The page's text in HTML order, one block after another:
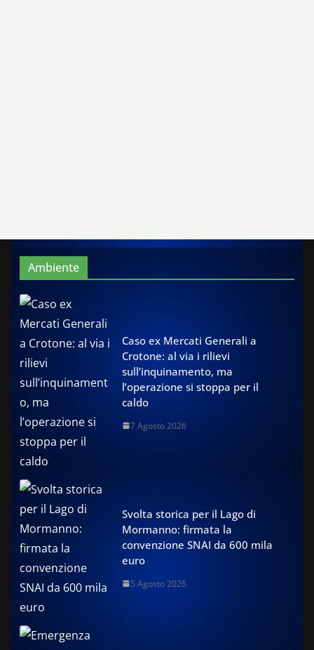
Ambiente
Caso ex Mercati Generali a
Crotone: al via i rilievi
sull’inquinamento, ma
l’operazione si stoppa per il
caldo
7 Agosto 2026
Svolta storica per il Lago di
Mormanno: firmata la
convenzione SNAI da 600 mila
euro
5 Agosto 2026